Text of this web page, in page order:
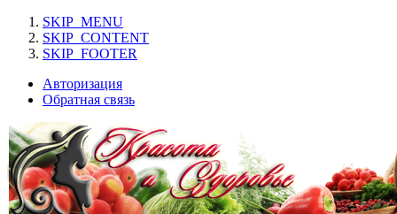
SKIP_MENU
SKIP_CONTENT
SKIP_FOOTER
Авторизация
Обратная связь